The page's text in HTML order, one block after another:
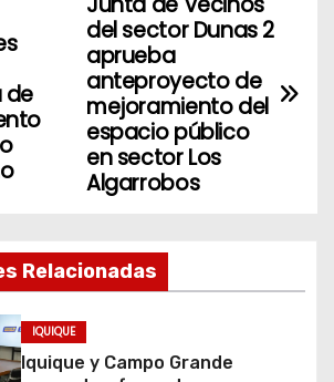
del sector Dunas 2
aprueba
anteproyecto de
mejoramiento del
espacio público
en sector Los
Algarrobos
de
Relacionadas
IQUIQUE
Iquique y Campo Grande